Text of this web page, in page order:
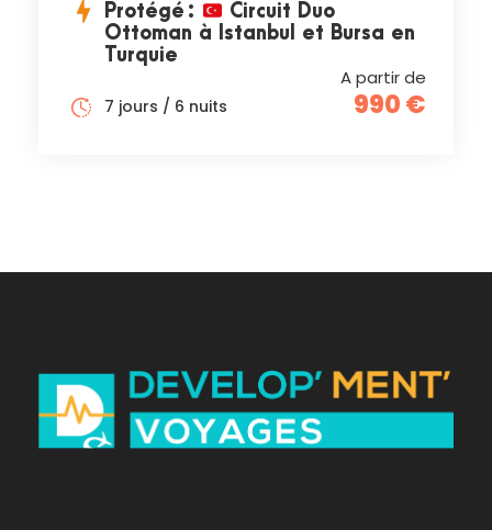
Protégé :
Circuit Duo
Ottoman à Istanbul et Bursa en
Turquie
A partir de
990 €
7 jours / 6 nuits